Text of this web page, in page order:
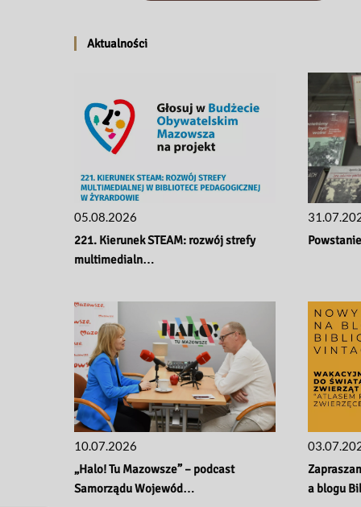
Aktualności
05.08.2026
221. Kierunek STEAM: rozwój strefy
multimedialn…
10.07.2026
„Halo! Tu Mazowsze” – podcast
Samorządu Wojewód…
a blogu